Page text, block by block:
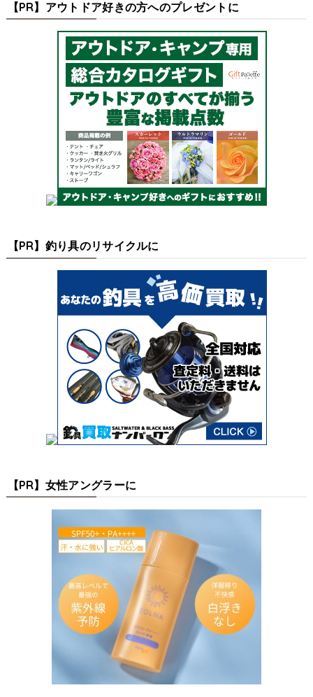
【PR】アウトドア好きの方へのプレゼントに
【PR】釣り具のリサイクルに
【PR】女性アングラーに